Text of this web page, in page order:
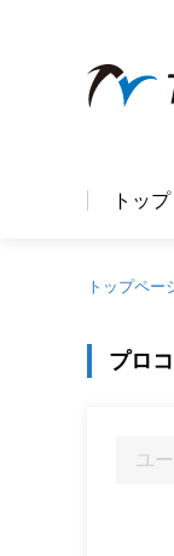
トップ
トップペー
プロ